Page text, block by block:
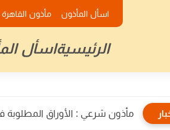
اسأل المأذون مأذون القاهرة
الرئيسيةاسأل
مأذون شرعي : الأوراق المطلوبة في